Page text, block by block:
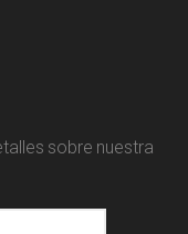
sobre nuestra